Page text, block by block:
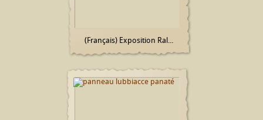
(Français) Exposition Ral...